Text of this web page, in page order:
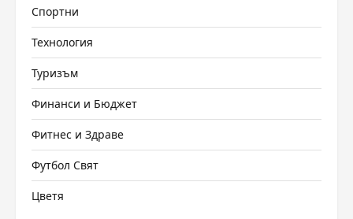
Спортни
Технология
Туризъм
Финанси и Бюджет
Фитнес и Здраве
Футбол Свят
Цветя